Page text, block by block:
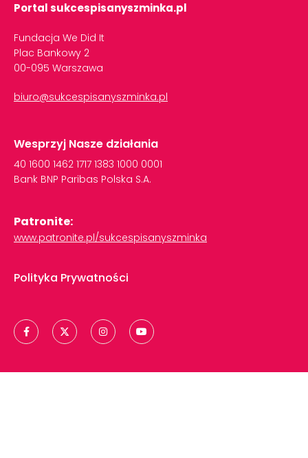
Portal sukcespisanyszminka.pl
Fundacja We Did It
Plac Bankowy 2
00-095 Warszawa
biuro@sukcespisanyszminka.pl
Wesprzyj Nasze działania
40 1600 1462 1717 1383 1000 0001
Bank BNP Paribas Polska S.A.
Patronite:
www.patronite.pl/sukcespisanyszminka
Polityka Prywatności